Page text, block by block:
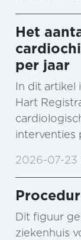
Het
per jaar
In dit artikel
Hart
interventies
2026-07-23
Dit figuur
ziekenhuis